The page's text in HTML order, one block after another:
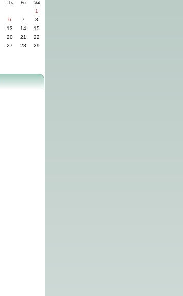
Thu Fri Sat
1
6 7
8
13 14
15
20 21
22
27 28
29